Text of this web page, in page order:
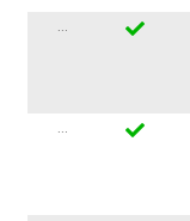
...
...